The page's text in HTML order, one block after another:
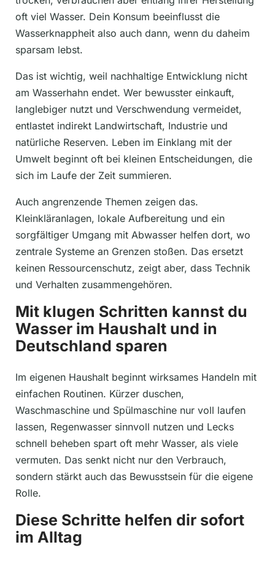
oft viel Wasser. Dein Konsum beeinflusst die
Wasserknappheit also auch dann, wenn du daheim
sparsam lebst.
Das ist wichtig, weil nachhaltige Entwicklung nicht
am Wasserhahn endet. Wer bewusster einkauft,
langlebiger nutzt und Verschwendung vermeidet,
entlastet indirekt Landwirtschaft, Industrie und
natürliche Reserven. Leben im Einklang mit der
Umwelt beginnt oft bei kleinen Entscheidungen, die
sich im Laufe der Zeit summieren.
Auch angrenzende Themen zeigen das.
Kleinkläranlagen, lokale Aufbereitung und ein
sorgfältiger Umgang mit Abwasser helfen dort, wo
zentrale Systeme an Grenzen stoßen. Das ersetzt
keinen Ressourcenschutz, zeigt aber, dass Technik
und Verhalten zusammengehören.
Mit klugen Schritten kannst du
Wasser im Haushalt und in
Deutschland sparen
Im eigenen Haushalt beginnt wirksames Handeln mit
einfachen Routinen. Kürzer duschen,
Waschmaschine und Spülmaschine nur voll laufen
lassen, Regenwasser sinnvoll nutzen und Lecks
schnell beheben spart oft mehr Wasser, als viele
vermuten. Das senkt nicht nur den Verbrauch,
sondern stärkt auch das Bewusstsein für die eigene
Rolle.
Diese Schritte helfen dir sofort
im Alltag